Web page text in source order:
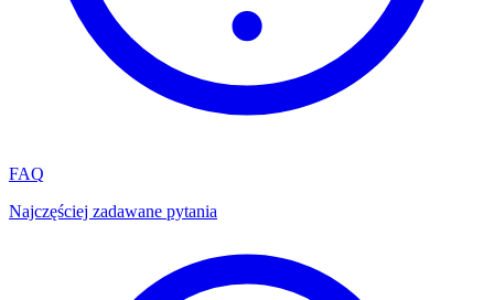
FAQ
Najczęściej zadawane pytania